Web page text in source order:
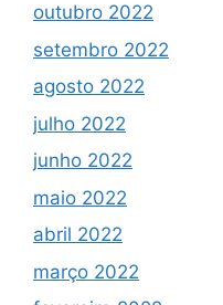
outubro 2022
setembro 2022
agosto 2022
julho 2022
junho 2022
maio 2022
abril 2022
março 2022